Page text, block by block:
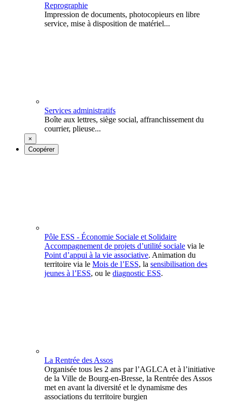
Reprographie
Impression de documents, photocopieurs en libre
service, mise à disposition de matériel...
Services administratifs
Boîte aux lettres, siège social, affranchissement du
courrier, plieuse...
×
Coopérer
Pôle ESS - Économie Sociale et Solidaire
Accompagnement de projets d’utilité sociale via le
Point d’appui à la vie associative. Animation du
territoire via le Mois de l’ESS, la sensibilisation des
jeunes à l’ESS, ou le diagnostic ESS.
La Rentrée des Assos
Organisée tous les 2 ans par l’AGLCA et à l’initiative
de la Ville de Bourg-en-Bresse, la Rentrée des Assos
met en avant la diversité et le dynamisme des
associations du territoire burgien